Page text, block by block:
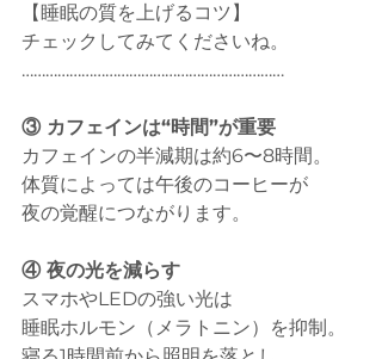
【睡眠の質を上げるコツ】
チェックしてみてくださいね。
…………………………………………………………
③ カフェインは“時間”が重要
カフェインの半減期は約6〜8時間。
体質によっては午後のコーヒーが
夜の覚醒につながります。
④ 夜の光を減らす
スマホやLEDの強い光は
睡眠ホルモン（メラトニン）を抑制。